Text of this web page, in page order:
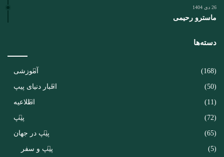
26 دی 1404
ماسترو رحیمی
دسته‌ها
آموزشی (168)
اخبار دنیای پیپ (50)
اطلاعیه (11)
پیپ (72)
پیپ در جهان (65)
پیپ و سفر (5)